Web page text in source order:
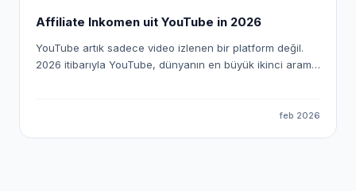
Affiliate Inkomen uit YouTube in 2026
YouTube artık sadece video izlenen bir platform değil.
2026 itibarıyla YouTube, dünyanın en büyük ikinci arama
için tam teşekküllü bir gelir ekosistemi hâline geldi.feb 2026